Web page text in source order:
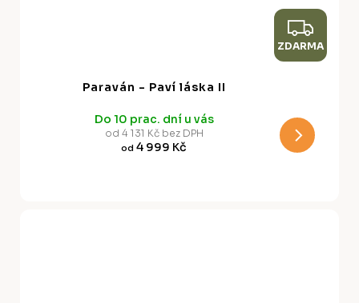
Z
D
M
ZDARMA
Paraván - Paví láska II
Do 10 prac. dní u vás
od 4 131 Kč bez DPH
od 4 999 Kč